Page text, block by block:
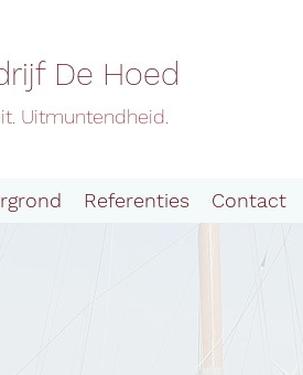
De Hoed
Uitmuntendheid.
Referenties Contact